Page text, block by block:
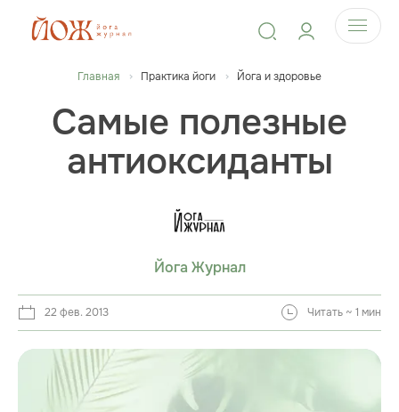
Главная Практика йоги Йога и здоровье
Самые полезные
антиоксиданты
Йога Журнал
22 фев. 2013 Читать ~ 1 мин